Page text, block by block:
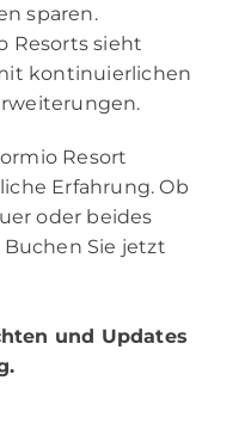
sparen.
Resorts sieht
kontinuierlichen
Resort
Erfahrung. Ob
oder beides
Buchen Sie jetzt
und Updates